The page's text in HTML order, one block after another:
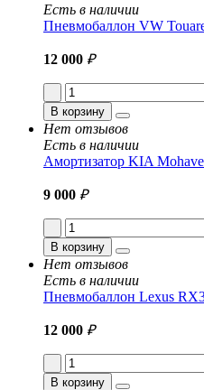
Есть в наличии
Пневмобаллон VW
12 000 ₽
В корзину
Нет отзывов
Есть в наличии
Амортизатор KIA
9 000 ₽
В корзину
Нет отзывов
Есть в наличии
Пневмобаллон Lexus
12 000 ₽
В корзину